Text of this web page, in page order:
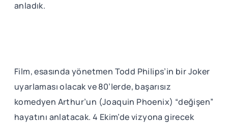
anladık.
Film, esasında yönetmen Todd Philips’in bir Joker
uyarlaması olacak ve 80’lerde, başarısız
komedyen Arthur’un (Joaquin Phoenix) “değişen”
hayatını anlatacak. 4 Ekim’de vizyona girecek